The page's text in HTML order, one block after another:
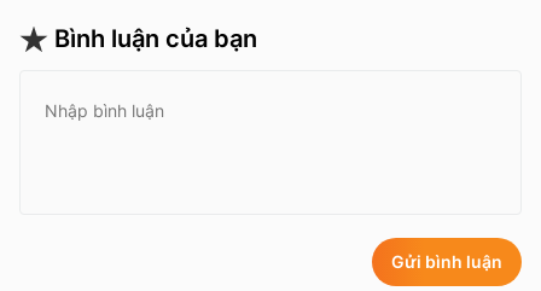
Bình luận của bạn
Gửi bình luận